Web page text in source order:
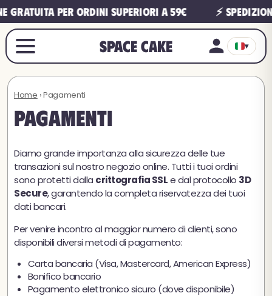
gratuita per ordini superiori a 59€ ⚡
Space Cake ▾
Home › Pagamenti
Pagamenti
Diamo grande importanza alla sicurezza delle tue
transazioni sul nostro negozio online. Tutti i tuoi ordini
sono protetti dalla crittografia SSLe dal protocollo 3D
Secure, garantendo la completa riservatezza dei tuoi
dati bancari.
Per venire incontro al maggior numero di clienti, sono
disponibili diversi metodi di pagamento:
Carta bancaria (Visa, Mastercard, American Express)
Bonifico bancario
Pagamento elettronico sicuro (dove disponibile)